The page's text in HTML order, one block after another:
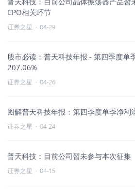
CPO相关环节
证券之星 · 04-29
股市必读：普天科技年报 - 第四季度单
207.06%
证券之星 · 04-26
图解普天科技年报：第四季度单季净利
证券之星 · 04-24
普天科技：目前公司暂未参与本次征集
证券之星 · 04-15